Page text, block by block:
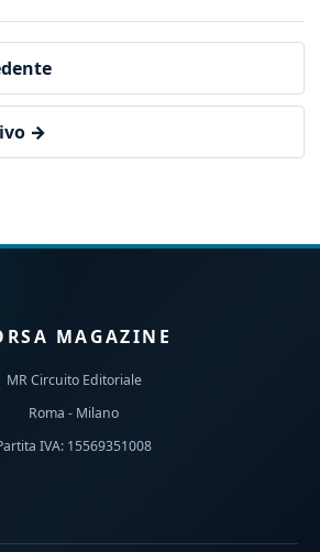
→
MAGAZINE
MR Circuito Editoriale
Roma - Milano
IVA: 15569351008